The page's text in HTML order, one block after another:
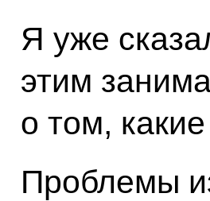
Я уже
этим
о том,
Проблемы